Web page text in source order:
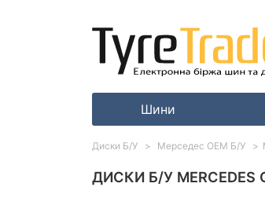
Шини
ДИСКИ Б/У MERCEDES
Диски Б/У Мерседес ОЕМ Б/У